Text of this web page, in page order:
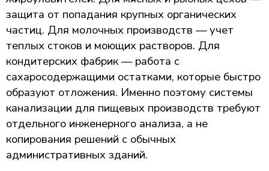
защита от попадания крупных органических
частиц. Для молочных производств — учет
теплых стоков и моющих растворов. Для
кондитерских фабрик — работа с
сахаросодержащими остатками, которые быстро
образуют отложения. Именно поэтому системы
канализации для пищевых производств требуют
отдельного инженерного анализа, а не
копирования решений с обычных
административных зданий.